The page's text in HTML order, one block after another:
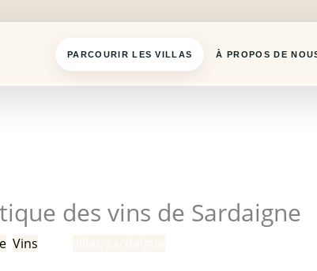
PARCOURIR LES VILLAS À PROPOS DE
des vins de Sardaigne
, Vins